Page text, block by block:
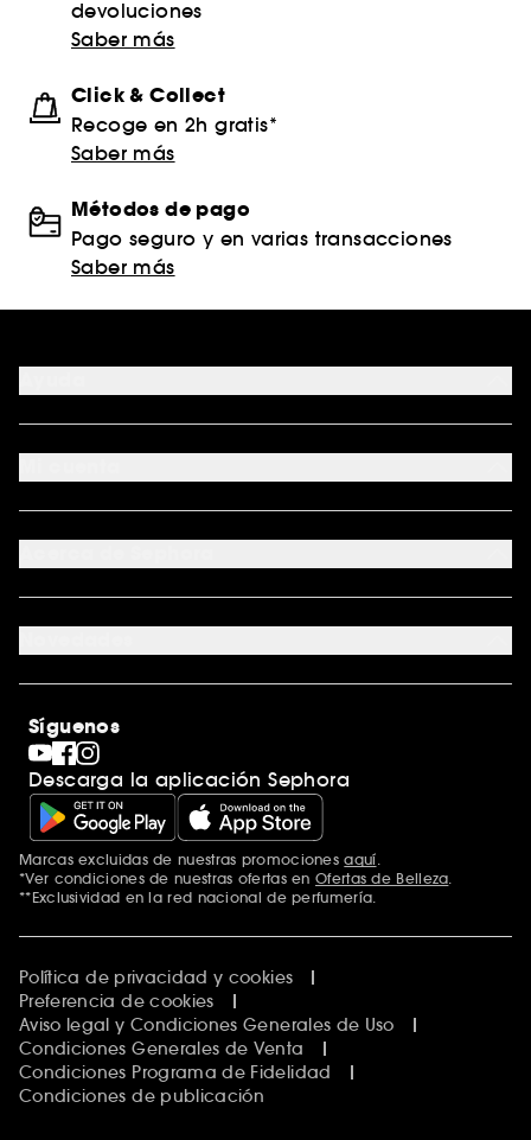
devoluciones
Saber más
Click & Collect
Recoge en 2h gratis*
Saber más
Métodos de pago
Pago seguro y en varias transacciones
Saber más
FAQ
Formas de pago
Tarjeta regalo física
Tarjeta regalo para empresas
Mapa del sitio
Seguimiento del pedido
Programa de Fidelidad
Trabaja con nosotros
Blog de Sephora
Descubrir Sephora
Código promocional Sephora
Rebajas
San Valentín
Día del Padre
Premio Sephora
Día de la Madre
Calendario Adviento
Singles' Day
Black Friday
Cyber Monday
Síguenos
Descarga la aplicación Sephora
Marcas excluidas de nuestras promocionesaquí.
*Ver condiciones de nuestras ofertas en Ofertas de Belleza.
**Exclusividad en la red nacional de perfumería.
Política de privacidad y cookies
Preferencia de cookies
Aviso legal y Condiciones Generales de Uso
Condiciones Generales de Venta
Condiciones Programa de Fidelidad
Condiciones de publicación